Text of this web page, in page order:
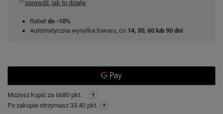
sprawdź, jak to działa
Rabat do -10%
Automatyczna wysyłka towaru, co 14, 30, 60 lub 90 dni
Możesz kupić za 6680 pkt.
Po zakupie otrzymasz 33.40 pkt.